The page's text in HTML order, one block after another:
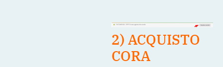
2) ACQUISTO
CORA